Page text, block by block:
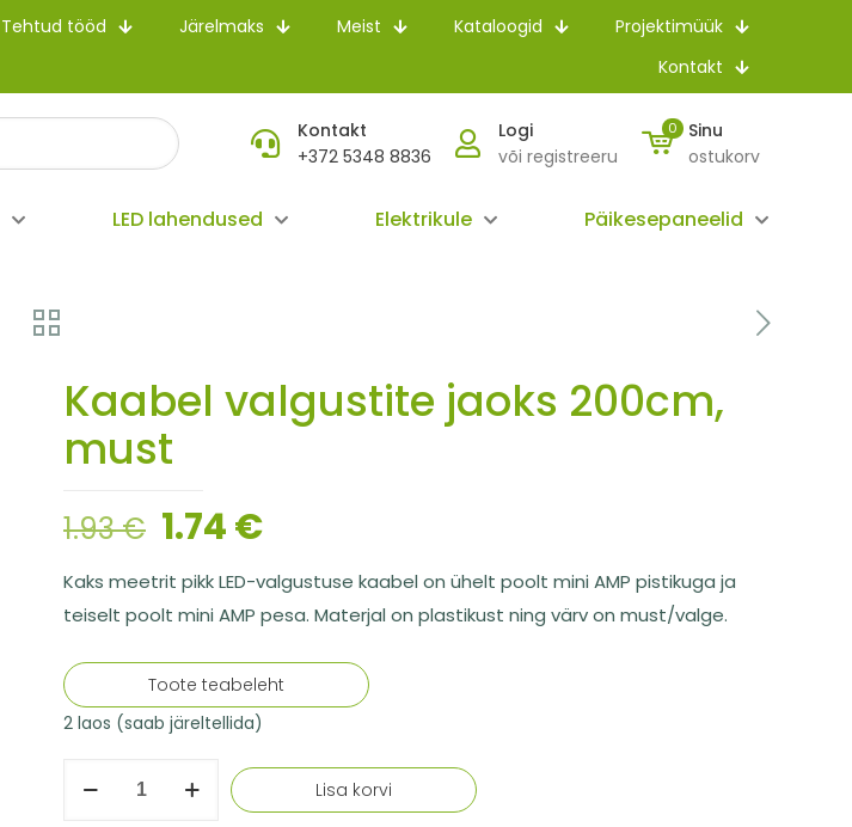
Tehtud tööd Järelmaks Meist Kataloogid
Projektimüük
Kontakt
Kontakt
+372 5348 8836
Logi
või registreeru
0
Sinu
ostukorv
LED lahendused Elektrikule Päikesepaneelid
Kaabel valgustite jaoks 200cm,
must
1.93€ 1.74€
Kaks meetrit pikk LED-valgustuse kaabel on ühelt poolt mini AMP pistikuga ja
teiselt poolt mini AMP pesa. Materjal on plastikust ning värv on must/valge.
Toote teabeleht
2 laos (saab järeltellida)
Lisa korvi